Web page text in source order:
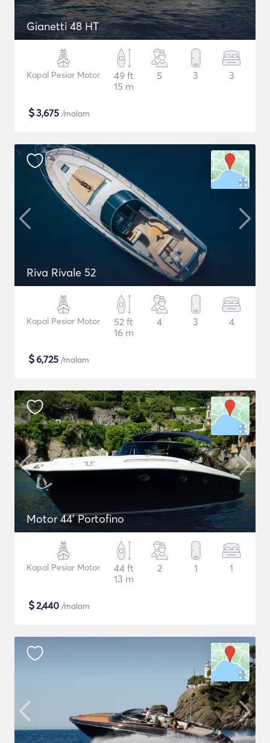
Gianetti 48 HT
Kapal Pesiar Motor
49 ft
15 m
5 3 3
$3,675 /malam
Riva Rivale 52
Kapal Pesiar Motor
52 ft
16 m
4 3 4
$6,725 /malam
Motor 44' Portofino
Kapal Pesiar Motor
44 ft
13 m
2 1 1
$2,440 /malam